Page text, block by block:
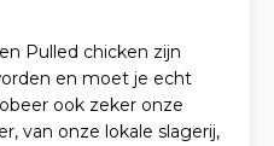
Pulled chicken zijn
en moet je echt
ook zeker onze
van onze lokale slagerij,